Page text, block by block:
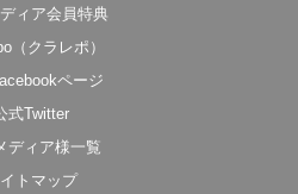
ィア会員特典
（クラレポ）
ページ
式Twitter
ディア様一覧
トマップ